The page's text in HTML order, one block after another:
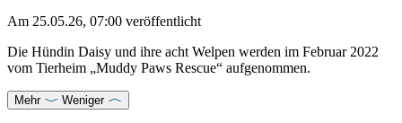
Am 25.05.26, 07:00 veröffentlicht
Die Hündin Daisy und ihre acht Welpen werden im Februar 2022
vom Tierheim „Muddy Paws Rescue“ aufgenommen.
Mehr Weniger